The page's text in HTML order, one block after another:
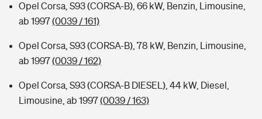
Opel Corsa, S93 (CORSA-B), 66 kW, Benzin, Limousine,
ab 1997(0039 / 161)
Opel Corsa, S93 (CORSA-B), 78 kW, Benzin, Limousine,
ab 1997(0039 / 162)
Opel Corsa, S93 (CORSA-B DIESEL), 44 kW, Diesel,
Limousine, ab 1997(0039 / 163)